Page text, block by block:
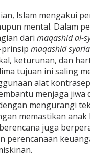
Islam mengakui
mental. Dalam
dari maqashid al-
prinsip maqashid
keturunan, dan
tujuan ini saling
alat
menjaga
mengurangi
memastikan anak
juga
perencanaan